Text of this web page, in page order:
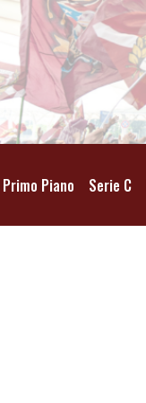
Primo Piano Serie C